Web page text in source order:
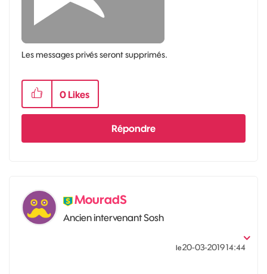
Les messages privés seront supprimés.
0 Likes
Répondre
MouradS
Ancien intervenant Sosh
le‎20-03-201914:44